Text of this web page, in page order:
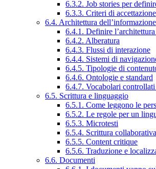
6.3.2. Job stories per
6.3.3. Criteri di accettazione
6.4. Architettura dell’informazione
6.4.1. Definire
6.4.2. Alberatura
6.4.3. Flussi di interazione
6.4.4. Sistemi di
6.4.5. Tipologie di
6.4.6. Ontologie e standard
6.4.7. Vocabolari controllati
6.5. Scrittura e linguaggio
6.5.1. Come leggono le
6.5.2. Le regole per un
6.5.3. Microtesti
6.5.4. Scrittura collaborativa
6.5.5. Content critique
6.5.6. Traduzione e
6.6. Documenti